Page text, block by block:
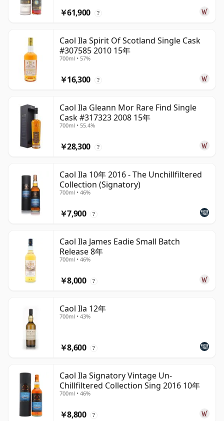
￥61,900 ?
Caol Ila Spirit Of Scotland Single Cask
#307585 2010 15年
700ml • 57%
￥16,300 ?
Caol Ila Gleann Mor Rare Find Single
Cask #317323 2008 15年
700ml • 55.4%
￥28,300 ?
Caol Ila 10年 2016 - The Unchillfiltered
Collection (Signatory)
700ml • 46%
￥7,900 ?
Caol Ila James Eadie Small Batch
Release 8年
700ml • 46%
￥8,000 ?
Caol Ila 12年
700ml • 43%
￥8,600 ?
Caol Ila Signatory Vintage Un-
Chillfiltered Collection Sing 2016 10年
700ml • 46%
￥8,800 ?